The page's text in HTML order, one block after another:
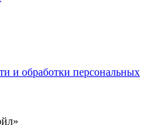
и обработки персональных